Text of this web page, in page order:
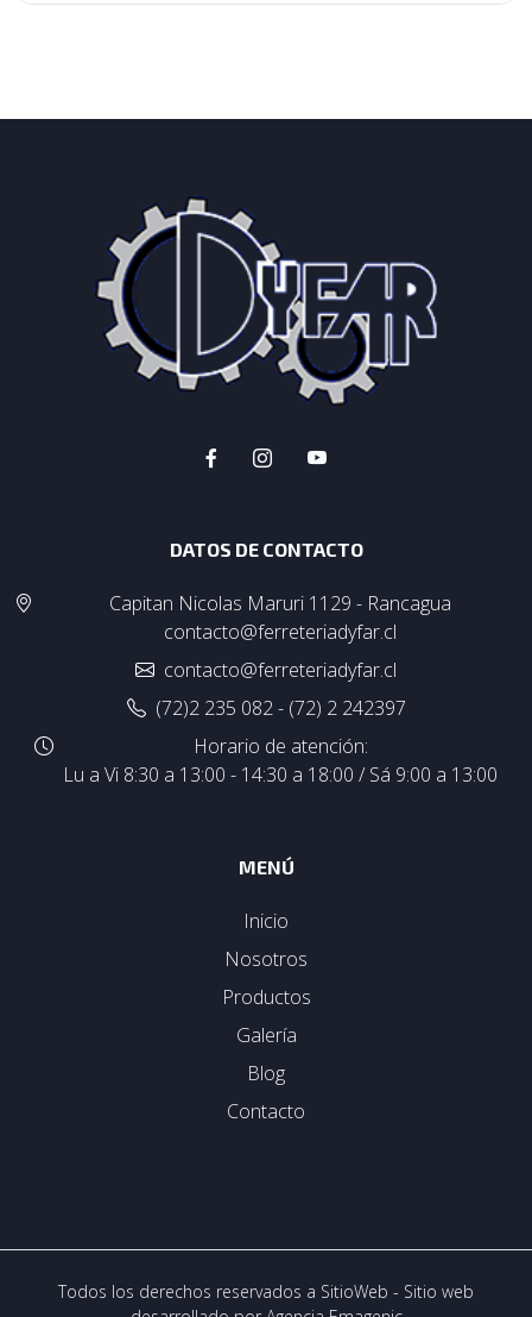
DATOS DE CONTACTO
Capitan Nicolas Maruri 1129 - Rancagua
contacto@ferreteriadyfar.cl
contacto@ferreteriadyfar.cl
(72)2 235 082 - (72) 2 242397
Horario de atención:
Lu a Vi 8:30 a 13:00 - 14:30 a 18:00 / Sá 9:00 a 13:00
MENÚ
Inicio
Nosotros
Productos
Galería
Blog
Contacto
Todos los derechos reservados a SitioWeb - Sitio web